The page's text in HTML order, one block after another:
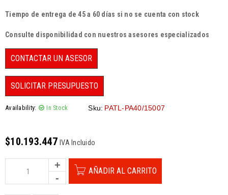
Tiempo de entrega de 45 a 60 días si no se cuenta con stock
Consulte disponibilidad con nuestros asesores especializados
CONTACTAR UN ASESOR
SOLICITAR PRESUPUESTO
Availability: In Stock Sku: PATL-PA40/15007
$10.193.447 IVA Incluido
AÑADIR AL CARRITO